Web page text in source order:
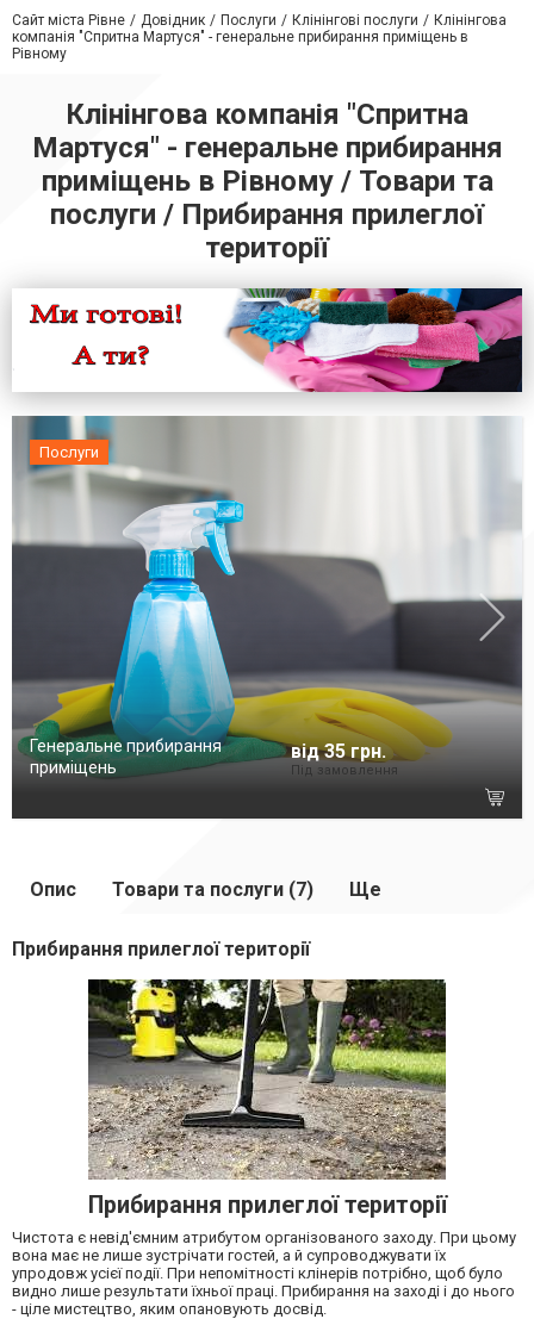
Сайт міста Рівне Довідник Послуги Клінінгові послуги
Клінінгова
компанія "Спритна Мартуся" - генеральне прибирання приміщень в
Рівному
Клінінгова компанія "Спритна
Мартуся" - генеральне прибирання
приміщень в Рівному / Товари та
послуги / Прибирання прилеглої
території
Послуги
Генеральне прибирання
приміщень
від 35 грн.
Під замовлення
Опис Товари та послуги (7) Ще
Прибирання прилеглої території
Прибирання прилеглої території
Чистота є невід'ємним атрибутом організованого заходу. При цьому
вона має не лише зустрічати гостей, а й супроводжувати їх
упродовж усієї події. При непомітності клінерів потрібно, щоб було
видно лише результати їхньої праці. Прибирання на заході і до нього
- ціле мистецтво, яким опановують досвід.